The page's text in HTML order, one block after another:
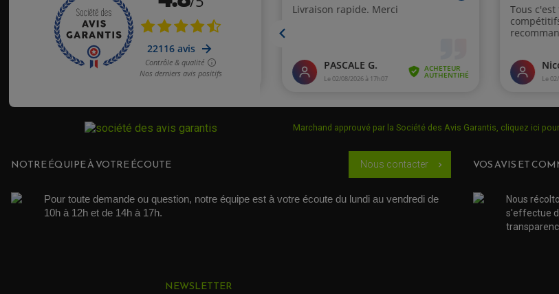
Marchand approuvé par la Société des Avis Garantis, cliquez ici
NOTRE ÉQUIPE À VOTRE ÉCOUTE Nous contacter chevron_right
Pour toute demande ou question, notre équipe est à votre écoute du lundi au vendredi de
10h à 12h et de 14h à 17h.
VOS AVIS ET
Nous
s'effectue
NEWSLETTER